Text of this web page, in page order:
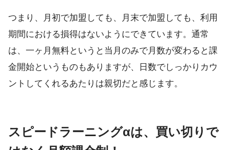
つまり、月初で加盟しても、月末で加盟しても、利用
期間における損得はないようにできています。通常
は、一ヶ月無料というと当月のみで月数が変わると課
金開始というものもありますが、日数でしっかりカウ
ントしてくれるあたりは親切だと感じます。
スピードラーニングαは、買い切りで